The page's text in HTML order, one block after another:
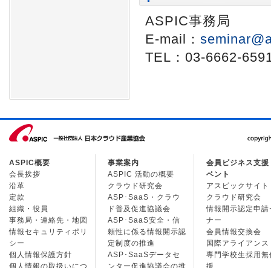
ASPIC事務局
E-mail：
TEL：03-6662-
ASPIC概要
会長挨拶
沿革
定款
組織・役員
事務局・連絡先・地図
情報セキュリティポリ
シー
個人情報保護方針
個人情報の取扱いにつ
事業案内
ASPIC 活動の概要
クラウド研究会
ASP･SaaS・クラウ
ド普及促進協議会
ASP･SaaS安全・信
頼性に係る情報開示認
定制度の推進
ASP･SaaSデータセ
ンター促進協議会の推
会員ビジネス支援
ベント
アスピックサイト
クラウド研究会
情報開示認定申請
ナー
会員情報交換会
国際アライアンス
専門学校生採用無
援